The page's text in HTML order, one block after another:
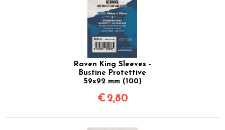
Raven King Sleeves -
Bustine Protettive
59x92 mm (100)
€ 2,80